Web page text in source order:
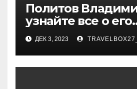
Политов
узнайте все о его
биографии,
впечатляющих
достижениях!
ДЕК 3, 2023 TRAVELBOX27_